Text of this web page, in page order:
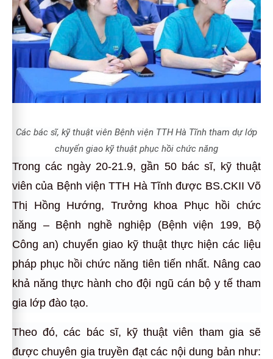
Các bác sĩ, kỹ thuật viên Bệnh viện TTH Hà Tĩnh tham dự lớp
chuyển giao kỹ thuật phục hồi chức năng
Trong các ngày 20-21.9, gần 50 bác sĩ, kỹ thuật
viên của Bệnh viện TTH Hà Tĩnh được BS.CKII Võ
Thị Hồng Hướng, Trưởng khoa Phục hồi chức
năng – Bệnh nghề nghiệp (Bệnh viện 199, Bộ
Công an) chuyển giao kỹ thuật thực hiện các liệu
pháp phục hồi chức năng tiên tiến nhất. Nâng cao
khả năng thực hành cho đội ngũ cán bộ y tế tham
gia lớp đào tạo.
Theo đó, các bác sĩ, kỹ thuật viên tham gia sẽ
được chuyên gia truyền đạt các nội dung bản như: